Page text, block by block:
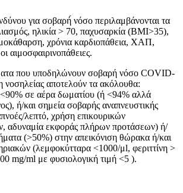
για σοβαρή́ νόσο περιλαμβάνονται τα
ηλικία > 70, παχυσαρκία (ΒΜΙ>35),
χρόνια καρδιοπάθεια, ΧΑΠ,
αιμοσφαιρινοπάθειες.
που υποδηλώνουν σοβαρή νόσο COVID-
νοσηλείας αποτελούν τα ακόλουθα:
σε αέρα δωματίου (ή <94% αλλά
ή/και σημεία σοβαρής αναπνευστικής
λεπτό, χρήση επικουρικών
αδυναμία εκφοράς πλήρων προτάσεων) ή/
(>50%) στην απεικόνιση θώρακα ή/και
(λεμφοκύτταρα <1000/μl, φεριττίνη >
mg/ml με φυσιολογική τιμή <5 ).